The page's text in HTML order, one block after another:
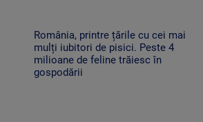
România, printre țările cu cei mai
mulți iubitori de pisici. Peste 4
milioane de feline trăiesc în
gospodării